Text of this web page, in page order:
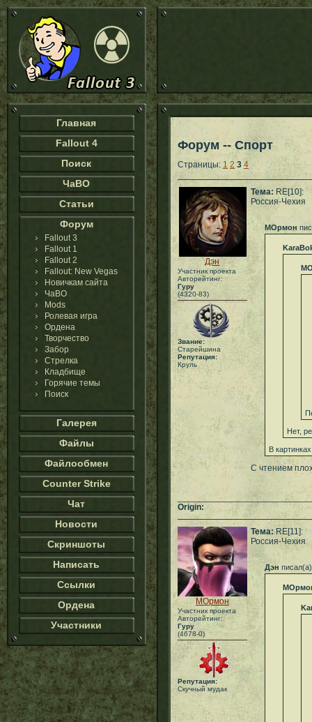
Главная
Fallout 4
Поиск
ЧаВО
Статьи
Форум
Fallout 3
Fallout 1
Fallout 2
Fallout: New Vegas
Новичкам сайта
ЧаВО
Mods
Ролевая игра
Ордена
Творчество
Забор
Стрелка
Кладбище
Горячие темы
Поиск
Галерея
Файлы
Файлообмен
Counter Strike
Чат
Новости
Скриншоты
Написать
Ссылки
Ордена
Участники
Форум -- Спорт
Страницы: 1 2 3 4
Дэн
Участник проекта
Авторейтинг:
Гуру
(4320-83)
Звание:
Старейшина
Репутация:
Круль
Тема: RE[10]:
Россия-Чехия
МОрмон
Нет,
В
С чтением
Origin:
МОрмон
Участник проекта
Авторейтинг:
Гуру
(4678-0)
Репутация:
Скучный мудак
Тема: RE[11]:
Россия-Чехия
Дэн писал(а)